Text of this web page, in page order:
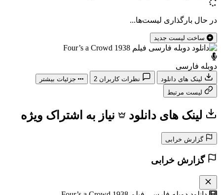
در حال بارگذاری لیست‌ها...
دوبله فارسی
2
جزئیات بیشتر
لینک های دانلود نیاز به اشتراک ویژه
گزارش خرابی
گزارش خرابی